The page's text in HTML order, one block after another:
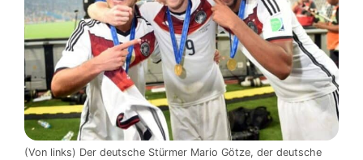
(Von links) Der deutsche Stürmer Mario Götze, der deutsche